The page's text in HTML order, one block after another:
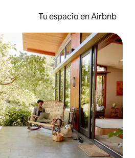
Tu espacio en Airbnb